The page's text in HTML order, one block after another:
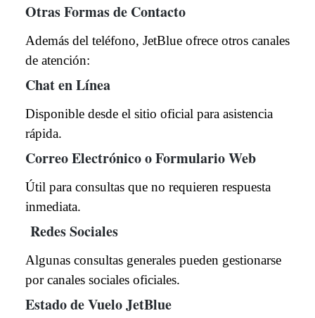
Otras Formas de Contacto
Además del teléfono, JetBlue ofrece otros canales
de atención:
Chat en Línea
Disponible desde el sitio oficial para asistencia
rápida.
Correo Electrónico o Formulario Web
Útil para consultas que no requieren respuesta
inmediata.
Redes Sociales
Algunas consultas generales pueden gestionarse
por canales sociales oficiales.
Estado de Vuelo JetBlue